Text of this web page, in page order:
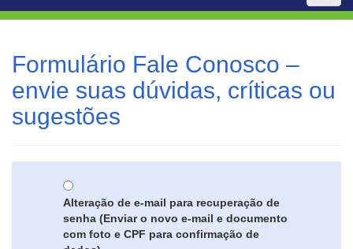
Formulário Fale Conosco –
envie suas dúvidas, críticas ou
sugestões
Alteração de e-mail para recuperação de
senha (Enviar o novo e-mail e documento
com foto e CPF para confirmação de